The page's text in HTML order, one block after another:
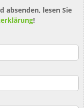
absenden, lesen Sie
!